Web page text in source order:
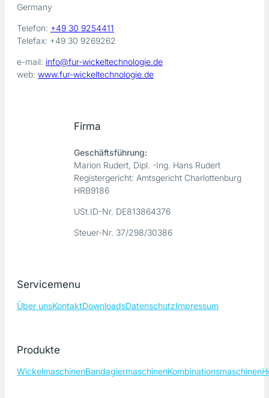
Germany
Telefon: +49 30 9254411
Telefax: +49 30 9269262
e-mail: info@fur-wickeltechnologie.de
web: www.fur-wickeltechnologie.de
Firma
Geschäftsführung:
Marion Rudert, Dipl. -Ing. Hans Rudert
Registergericht: Amtsgericht Charlottenburg
HRB9186
USt.ID-Nr. DE813864376
Steuer-Nr. 37/298/30386
Servicemenu
Über unsKontaktDownloadsDatenschutzImpressum
Produkte
WickelmaschinenBandagiermaschinenKombinationsmaschinen